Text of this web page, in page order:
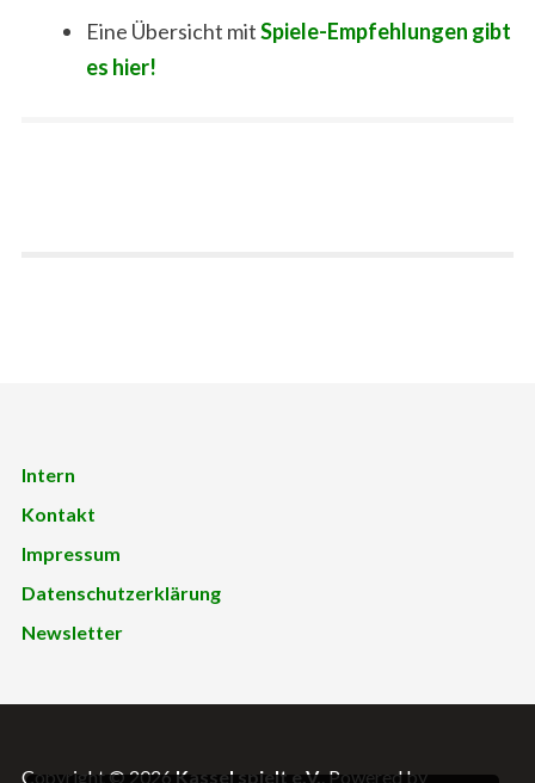
Eine Übersicht mitSpiele-Empfehlungen gibt
es hier!
Intern
Kontakt
Impressum
Datenschutzerklärung
Newsletter
Copyright © 2026Kassel spielt e.V.. Powered by